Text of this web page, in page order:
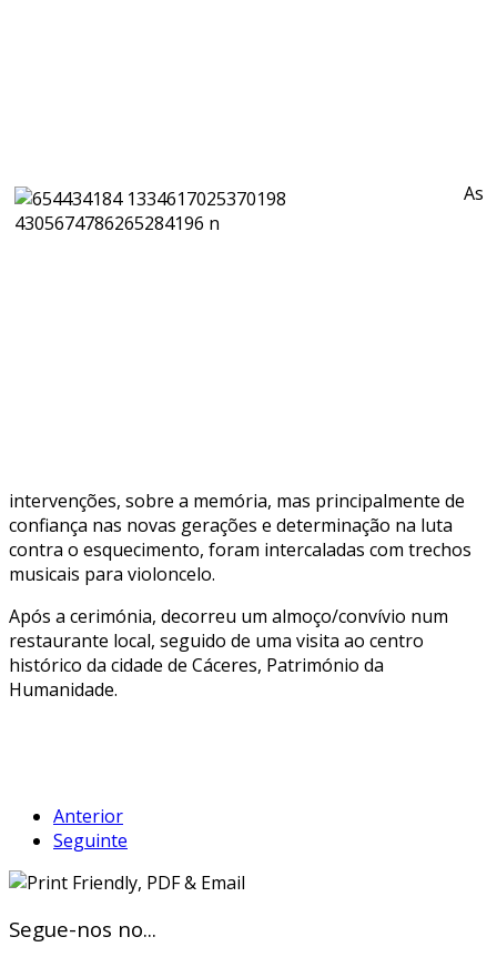
As
intervenções, sobre a memória, mas principalmente de
confiança nas novas gerações e determinação na luta
contra o esquecimento, foram intercaladas com trechos
musicais para violoncelo.
Após a cerimónia, decorreu um almoço/convívio num
restaurante local, seguido de uma visita ao centro
histórico da cidade de Cáceres, Património da
Humanidade.
Anterior
Seguinte
Segue-nos no...